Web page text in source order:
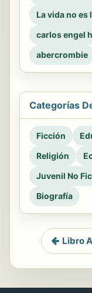
La vida no es
carlos engel
abercrombie
Categorías
Ficción
Religión
Juvenil No
Biografía
Libro